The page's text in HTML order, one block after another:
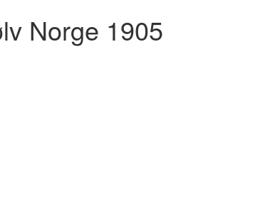
Norge 1905